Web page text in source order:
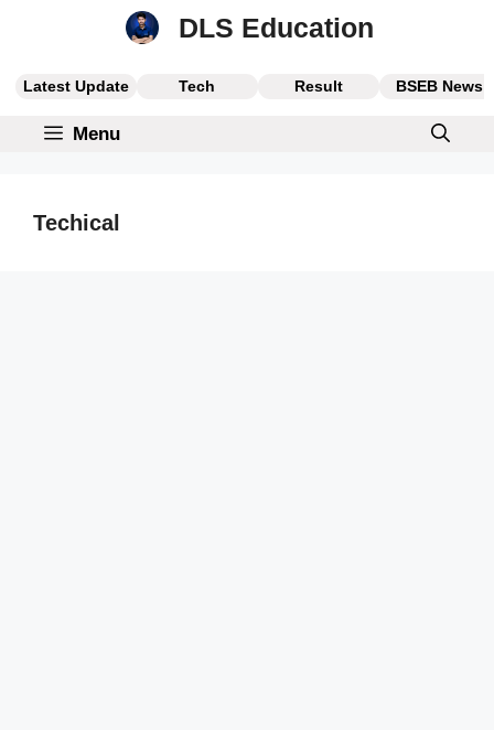
DLS Education
Latest Update Tech Result BSEB News
Menu
Techical